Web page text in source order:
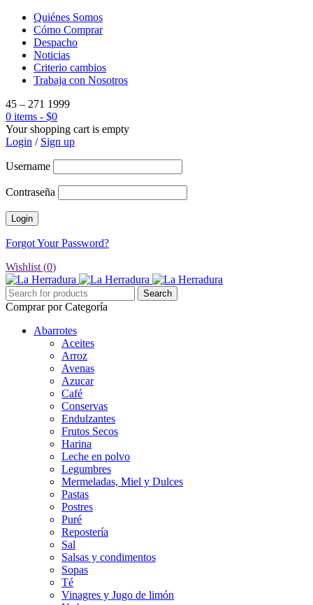
Quiénes Somos
Cómo Comprar
Despacho
Noticias
Criterio cambios
Trabaja con Nosotros
45 – 271 1999
0 items - $0
Your shopping cart is empty
Login / Sign up
Username
Contraseña
Forgot Your Password?
Wishlist (0)
Comprar por Categoría
Abarrotes
Aceites
Arroz
Avenas
Azucar
Café
Conservas
Endulzantes
Frutos Secos
Harina
Leche en polvo
Legumbres
Mermeladas, Miel y Dulces
Pastas
Postres
Puré
Repostería
Sal
Salsas y condimentos
Sopas
Té
Vinagres y Jugo de limón